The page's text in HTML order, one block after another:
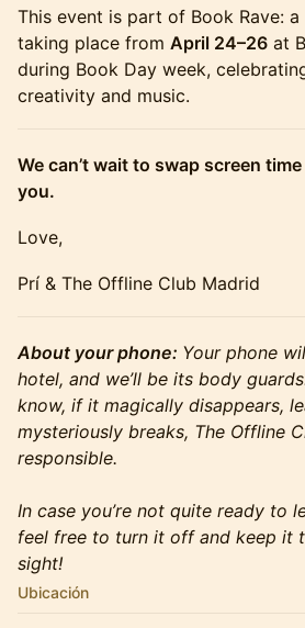
This event is part of Book Rave:
taking place from April 24–26 at
during Book Day week,
creativity and music.
We can’t wait to swap screen
you.
​​Love,
Prí & The Offline Club Madrid
About your phone: Your phone
hotel, and we’ll be its body
know, if it magically disappears,
mysteriously breaks, The Offline
responsible.
​In case you’re not quite ready to
feel free to turn it off and keep it
sight!
Ubicación